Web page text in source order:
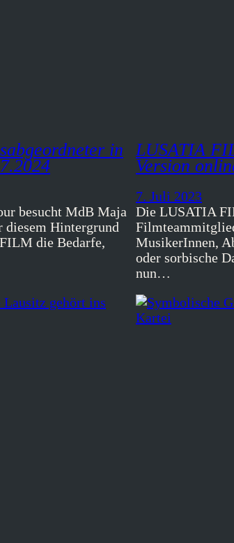
in
besucht MdB Maja
diesem Hintergrund
die Bedarfe,
LUSATIA
Version
7. Juli 2023
Die LUSATIA
MusikerInnen,
oder sorbische
nun…